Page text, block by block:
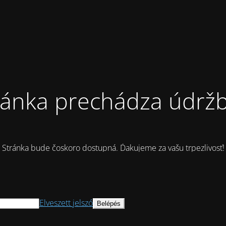
prechádza
Stránka bude čoskoro dostupná. Ďakujeme za vašu trpezlivosť!
Elveszett jelszó